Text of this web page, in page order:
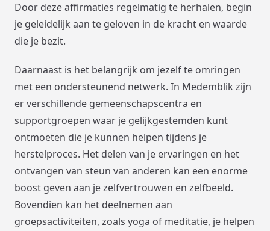
Door deze affirmaties regelmatig te herhalen, begin
je geleidelijk aan te geloven in de kracht en waarde
die je bezit.
Daarnaast is het belangrijk om jezelf te omringen
met een ondersteunend netwerk. In Medemblik zijn
er verschillende gemeenschapscentra en
supportgroepen waar je gelijkgestemden kunt
ontmoeten die je kunnen helpen tijdens je
herstelproces. Het delen van je ervaringen en het
ontvangen van steun van anderen kan een enorme
boost geven aan je zelfvertrouwen en zelfbeeld.
Bovendien kan het deelnemen aan
groepsactiviteiten, zoals yoga of meditatie, je helpen